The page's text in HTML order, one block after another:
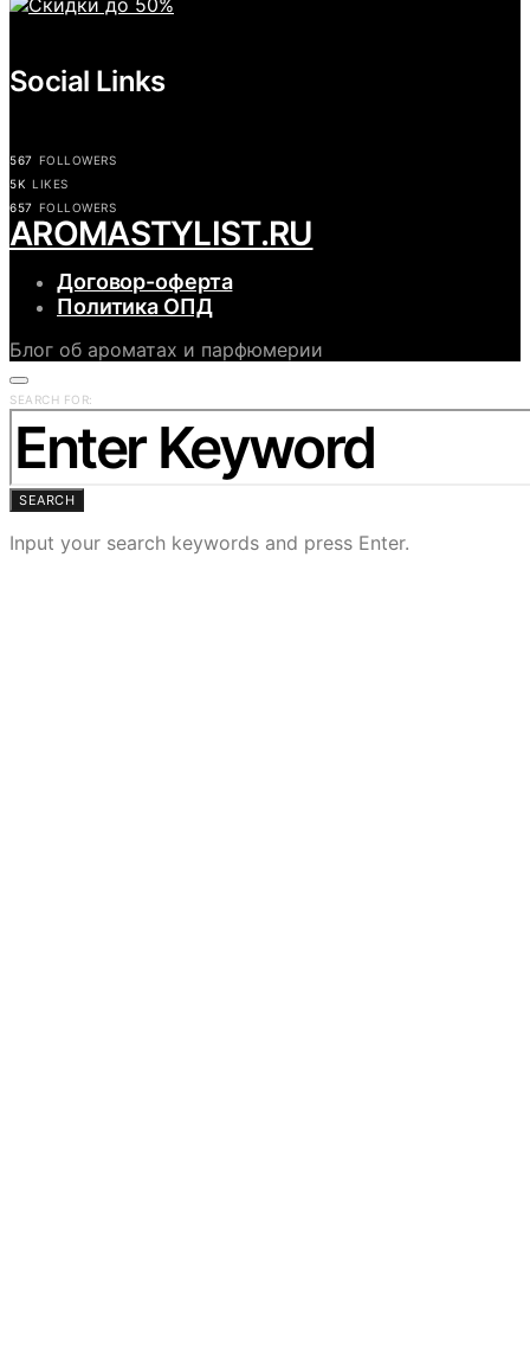
Social Links
567 FOLLOWERS
5K LIKES
657 FOLLOWERS
АROMASTYLIST.RU
Договор-оферта
Политика ОПД
Блог об ароматах и парфюмерии
SEARCH FOR:
SEARCH
Input your search keywords and press Enter.